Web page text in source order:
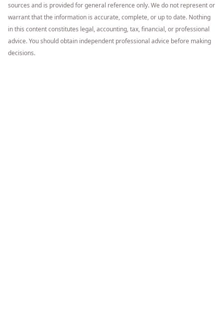
sources and is provided for general reference only. We do not represent or
warrant that the information is accurate, complete, or up to date. Nothing
in this content constitutes legal, accounting, tax, financial, or professional
advice. You should obtain independent professional advice before making
decisions.